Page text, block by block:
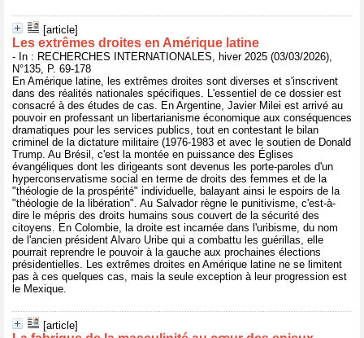
[article]
Les extrêmes droites en Amérique latine
- In : RECHERCHES INTERNATIONALES, hiver 2025 (03/03/2026),
N°135, P. 69-178
En Amérique latine, les extrêmes droites sont diverses et s'inscrivent
dans des réalités nationales spécifiques. L'essentiel de ce dossier est
consacré à des études de cas. En Argentine, Javier Milei est arrivé au
pouvoir en professant un libertarianisme économique aux conséquences
dramatiques pour les services publics, tout en contestant le bilan
criminel de la dictature militaire (1976-1983 et avec le soutien de Donald
Trump. Au Brésil, c'est la montée en puissance des Églises
évangéliques dont les dirigeants sont devenus les porte-paroles d'un
hyperconservatisme social en terme de droits des femmes et de la
"théologie de la prospérité" individuelle, balayant ainsi le espoirs de la
"théologie de la libération". Au Salvador règne le punitivisme, c'est-à-
dire le mépris des droits humains sous couvert de la sécurité des
citoyens. En Colombie, la droite est incarnée dans l'uribisme, du nom
de l'ancien président Alvaro Uribe qui a combattu les guérillas, elle
pourrait reprendre le pouvoir à la gauche aux prochaines élections
présidentielles. Les extrêmes droites en Amérique latine ne se limitent
pas à ces quelques cas, mais la seule exception à leur progression est
le Mexique.
[article]